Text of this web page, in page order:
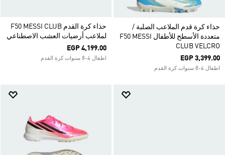
حذاء كرة قدم الملاعب الصلبة /
متعددة الأسطح للأطفال F50 MESSI
CLUB VELCRO
EGP 3,399.00
اطفال 4-8 سنوات كرة القدم
حذاء كرة القدم F50 MESSI CLUB
لملاعب أرضيات العشب الاصطناعي
EGP 4,199.00
اطفال 4-8 سنوات كرة القدم